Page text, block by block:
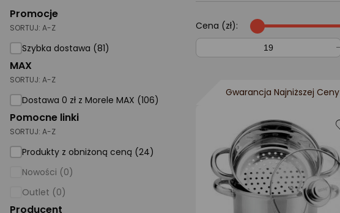
Telewizory i audio
Foto i kamery
AGD duże
Dom i ogród
Biuro i firma
Sport i turystyka
Zabawki i dziecko
Promocje
SORTUJ: A-Z
Szybka dostawa (81)
MAX
SORTUJ: A-Z
Dostawa 0 zł z Morele MAX (106)
Pomocne linki
SORTUJ: A-Z
Produkty z obniżoną ceną (24)
Nowości (0)
Outlet (0)
Producent
Cena (zł):
Gwarancja Najniższej Ceny